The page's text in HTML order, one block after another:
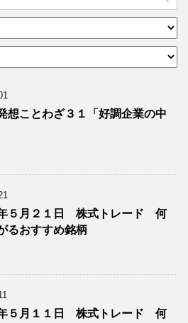
想ことわざ３１「好調企業の中
５月２１日 株式トレード 何
るおすすめ銘柄
５月１１日 株式トレード 何